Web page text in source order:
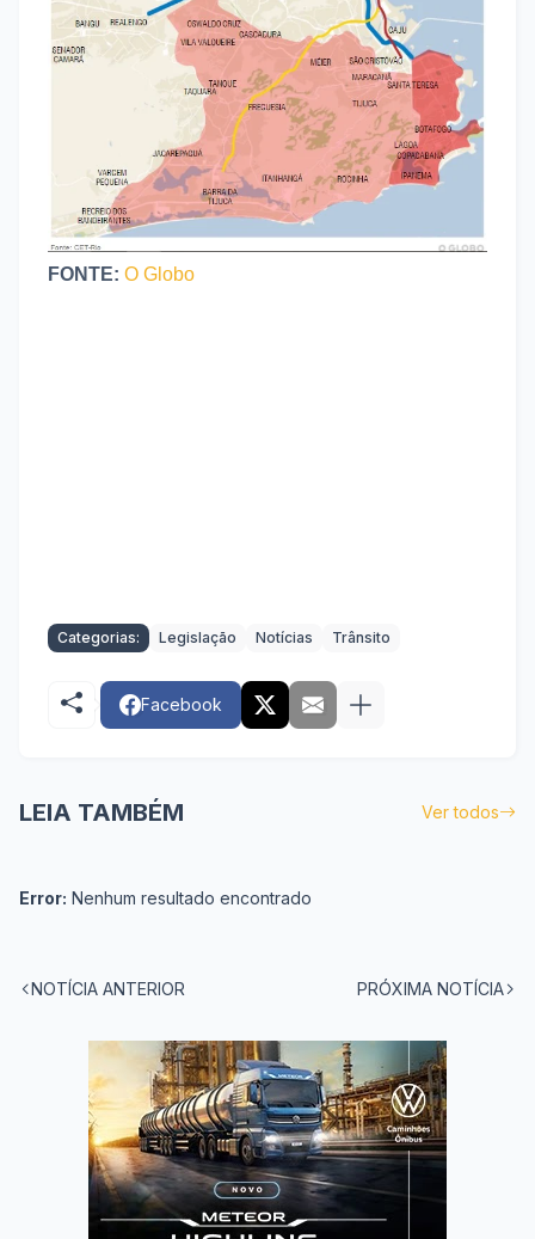
FONTE: O Globo
Categorias: Legislação Notícias Trânsito
Facebook
LEIA TAMBÉM Ver todos
Error: Nenhum resultado encontrado
NOTÍCIA ANTERIOR PRÓXIMA NOTÍCIA